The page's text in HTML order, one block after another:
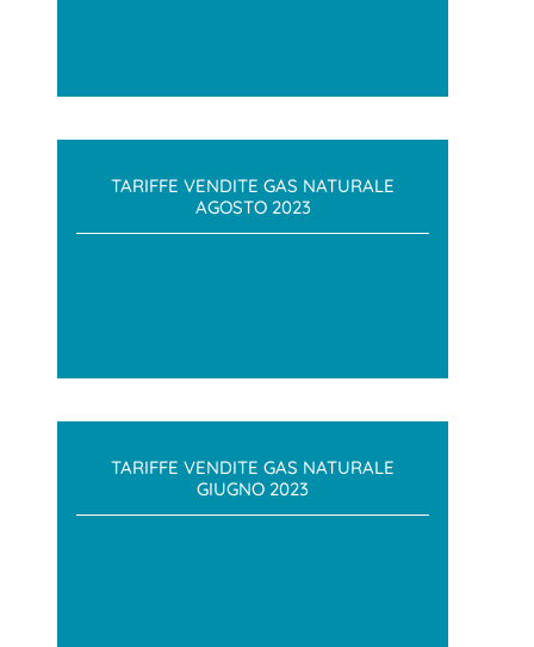
TARIFFE VENDITE GAS NATURALE
AGOSTO 2023
TARIFFE VENDITE GAS NATURALE
GIUGNO 2023